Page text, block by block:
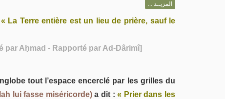
المزيــد ...
« La Terre entière est un lieu de prière, sauf le
par Aḥmad - Rapporté par Ad-Dârimî]
tout l’espace encerclé par les grilles du
lui fasse miséricorde)a dit :« Prier dans les